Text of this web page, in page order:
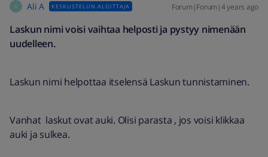
A Ali A KESKUSTELUN ALOITTAJA Forum|Forum|4 years ago
Laskun nimi voisi vaihtaa helposti ja pystyy nimenään
uudelleen.
Laskun nimi helpottaa itselensä Laskun tunnistaminen.
Vanhat laskut ovat auki. Olisi parasta , jos voisi klikkaa
auki ja sulkea.